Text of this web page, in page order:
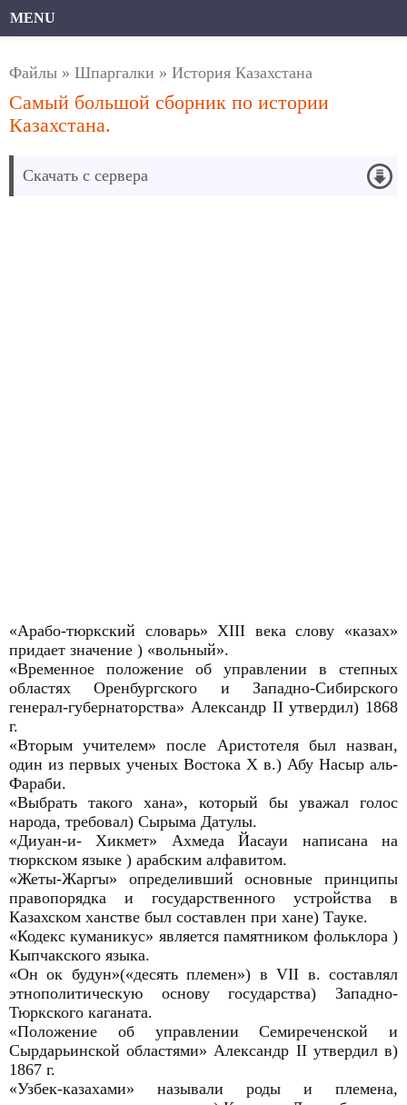
MENU
Файлы » Шпаргалки » История Казахстана
Самый большой сборник по истории
Казахстана.
Скачать с сервера
«Арабо-тюркский словарь» XIII века слову «казах»
придает значение ) «вольный».
«Временное положение об управлении в степных
областях Оренбургского и Западно-Сибирского
генерал-губернаторства» Александр II утвердил) 1868
г.
«Вторым учителем» после Аристотеля был назван,
один из первых ученых Востока X в.) Абу Насыр аль-
Фараби.
«Выбрать такого хана», который бы уважал голос
народа, требовал) Сырыма Датулы.
«Диуан-и- Хикмет» Ахмеда Йасауи написана на
тюркском языке ) арабским алфавитом.
«Жеты-Жаргы» определивший основные принципы
правопорядка и государственного устройства в
Казахском ханстве был составлен при хане) Тауке.
«Кодекс куманикус» является памятником фольклора )
Кыпчакского языка.
«Он ок будун»(«десять племен») в VII в. составлял
этнополитическую основу государства) Западно-
Тюркского каганата.
«Положение об управлении Семиреченской и
Сырдарьинской областями» Александр II утвердил в)
1867 г.
«Узбек-казахами» называли роды и племена,